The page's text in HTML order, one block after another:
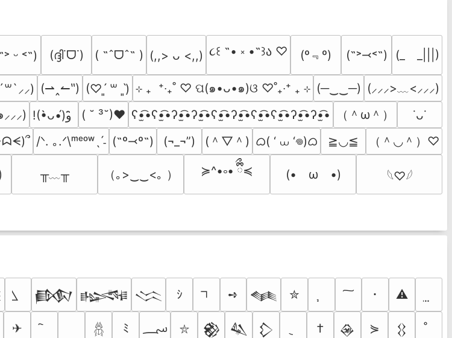
ᵕ ˂˶) (ദ്ദി˙ᗜ˙) ( ˶ˆᗜˆ˵ ) (,,> ᴗ <,,) ૮꒰ ˶• ༝ •˶꒱ა ♡ (º﹃º) (˶˃⤙˂˶) (_　_|||)
(⇀‸↼‶) (♡ˊ͈ ꒳ ˋ͈) ⊹ ₊  ⁺‧₊˚ ♡ ପ(๑•ᴗ•๑)ଓ ♡˚₊‧⁺ ₊ ⊹ (─‿‿─) (⸝⸝⸝>﹏<⸝⸝⸝)
( ˘ ³˘)♥ ʕ•̫͡•ʕ•̫͡•ʔ•̫͡•ʔ•̫͡•ʕ•̫͡•ʔ•̫͡•ʕ•̫͡•ʕ•̫͡•ʔ•̫͡•ʔ•̫͡• （＾ω＾）
˙ᴗ˙
/ᐠ. ｡.ᐟ\ᵐᵉᵒʷˎˊ˗ (˶º⤙º˶) (¬_¬”) (＾▽＾) ᜊ( ‘ ⩊ ‘𖦹)ᜊ ≧◡≦ （＾◡＾）♡
╥﹏╥ （｡>‿‿<｡ ） ≽^•༚• ྀིྀ≼ (•　ω　•) 𓆩♡𓆪
𒁃 𒈙 𒈱 ｼ ➺ 𒈝 ✮ ･ ⚠
✈ 𓆣 ﾐ ؄ ⛥ 𒆙 𒈑 𒁷 † 𒊲 ⋟ 𒌐